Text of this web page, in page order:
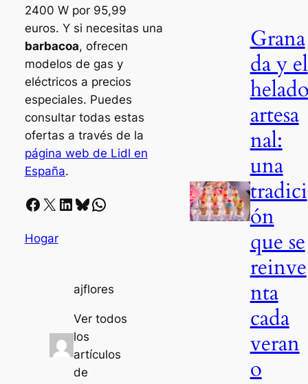
2400 W por 95,99
euros. Y si necesitas una
barbacoa, ofrecen
modelos de gas y
eléctricos a precios
especiales. Puedes
consultar todas estas
ofertas a través de la
página web de Lidl en
España.
Facebook X LinkedIn Bluesky Whatsapp
Hogar
ajflores
Ver todos
los
artículos
de
Grana
da y el
artesa
nal:
una
tradici
ón
que se
reinve
nta
cada
veran
o